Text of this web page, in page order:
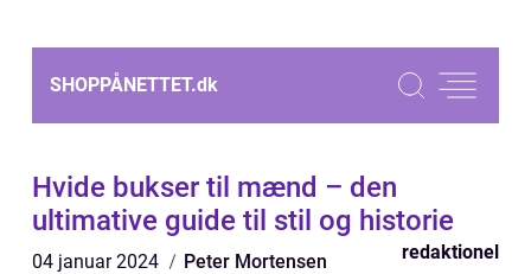
SHOPPÅNETTET.dk
Hvide bukser til mænd – den
ultimative guide til stil og historie
04 januar 2024 Peter Mortensen redaktionel